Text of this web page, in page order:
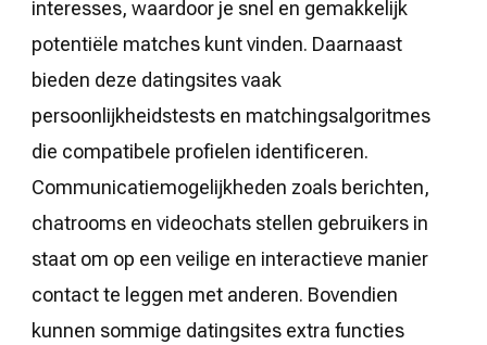
interesses, waardoor je snel en gemakkelijk
potentiële matches kunt vinden. Daarnaast
bieden deze datingsites vaak
persoonlijkheidstests en matchingsalgoritmes
die compatibele profielen identificeren.
Communicatiemogelijkheden zoals berichten,
chatrooms en videochats stellen gebruikers in
staat om op een veilige en interactieve manier
contact te leggen met anderen. Bovendien
kunnen sommige datingsites extra functies